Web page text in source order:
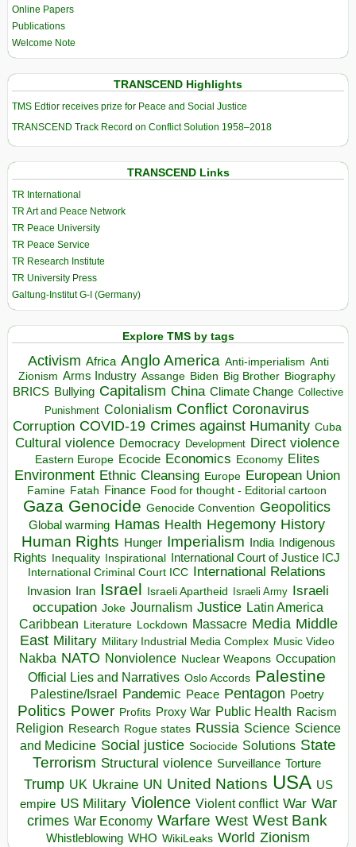
Online Papers
Publications
Welcome Note
TRANSCEND Highlights
TMS Edtior receives prize for Peace and Social Justice
TRANSCEND Track Record on Conflict Solution 1958–2018
TRANSCEND Links
TR International
TR Art and Peace Network
TR Peace University
TR Peace Service
TR Research Institute
TR University Press
Galtung-Institut G-I (Germany)
Explore TMS by tags
Activism Africa Anglo America Anti-imperialism Anti
Zionism Arms Industry Assange Biden Big Brother Biography
BRICS Bullying Capitalism China Climate Change Collective
Punishment Colonialism Conflict Coronavirus
Corruption COVID-19 Crimes against Humanity Cuba
Cultural violence Democracy Development Direct violence
Eastern Europe Ecocide Economics Economy Elites
Environment Ethnic Cleansing Europe European Union
Famine Fatah Finance Food for thought - Editorial cartoon
Gaza Genocide Genocide Convention Geopolitics
Global warming Hamas Health Hegemony History
Human Rights Hunger Imperialism India Indigenous
Rights
Inequality Inspirational
International Court of Justice ICJ
International Criminal Court ICC
International Relations
Invasion Iran Israel Israeli Apartheid Israeli Army Israeli
occupation Joke Journalism Justice Latin America
Caribbean Literature Lockdown Massacre Media Middle
East Military Military Industrial Media Complex Music Video
Nakba NATO Nonviolence Nuclear Weapons Occupation
Official Lies and Narratives Oslo Accords Palestine
Palestine/Israel Pandemic Peace Pentagon Poetry
Politics Power Profits Proxy War Public Health Racism
Religion Research Rogue states Russia Science Science
and Medicine Social justice Sociocide Solutions State
Terrorism Structural violence Surveillance Torture
Trump UK Ukraine UN United Nations USA US
empire US Military Violence Violent conflict War War
crimes War Economy Warfare West West Bank
Whistleblowing WHO WikiLeaks World Zionism